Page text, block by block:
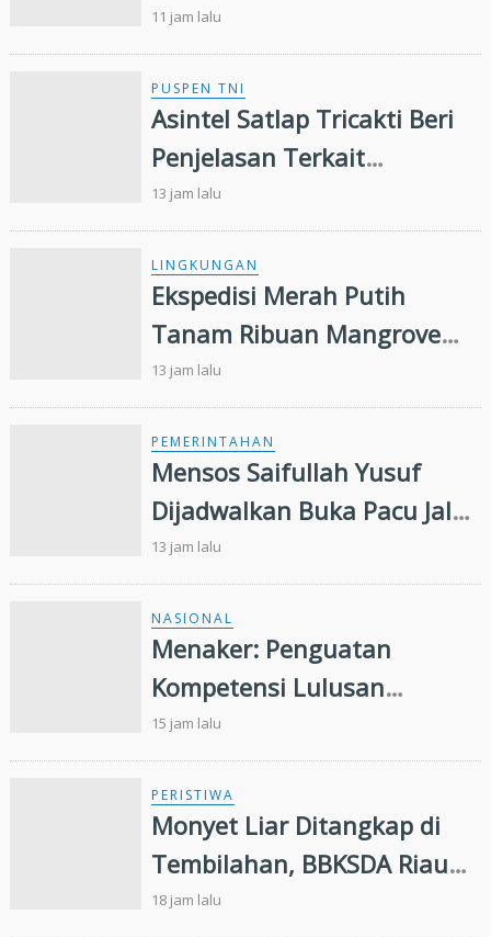
Hadapi Dinamika Dunia
Kerja
11 jam lalu
PUSPEN TNI
Asintel Satlap Tricakti Beri
Penjelasan Terkait
Penanganan 53 Ton Pasir
Timah di Air Merbau
13 jam lalu
LINGKUNGAN
Ekspedisi Merah Putih
Tanam Ribuan Mangrove
dan Serahkan Bantuan
Nelayan di Pulau Rupat
13 jam lalu
PEMERINTAHAN
Mensos Saifullah Yusuf
Dijadwalkan Buka Pacu Jalur
2026 dan Resmikan Sekolah
Rakyat di Kuansing
13 jam lalu
NASIONAL
Menaker: Penguatan
Kompetensi Lulusan
Perguruan Tinggi Penting
untuk Menjawab Kebutuhan
Dunia Kerja
15 jam lalu
PERISTIWA
Monyet Liar Ditangkap di
Tembilahan, BBKSDA Riau
Lakukan Identifikasi
18 jam lalu